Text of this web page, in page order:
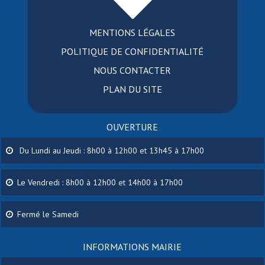
MENTIONS LÉGALES
POLITIQUE DE CONFIDENTIALITÉ
NOUS CONTACTER
PLAN DU SITE
OUVERTURE
Du Lundi au Jeudi : 8h00 à 12h00 et 13h45 à 17h00
Le Vendredi : 8h00 à 12h00 et 14h00 à 17h00
Fermé le Samedi
INFORMATIONS MAIRIE